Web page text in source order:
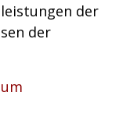
der
der